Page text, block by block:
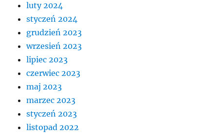
luty 2024
styczeń 2024
grudzień 2023
wrzesień 2023
lipiec 2023
czerwiec 2023
maj 2023
marzec 2023
styczeń 2023
listopad 2022